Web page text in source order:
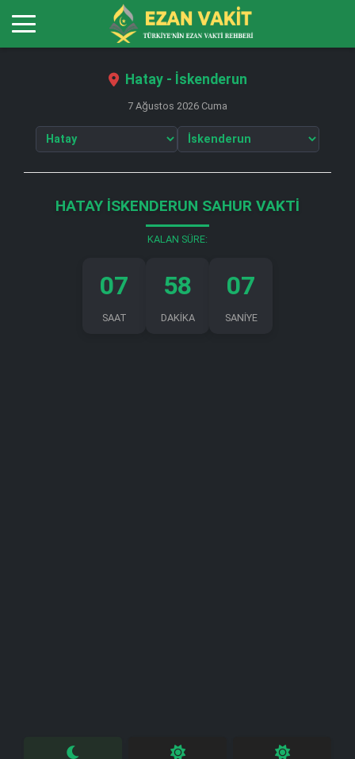
Hatay - İskenderun
7 Ağustos 2026 Cuma
HATAY İSKENDERUN SAHUR VAKTI
KALAN SÜRE:
07
SAAT
58
DAKİKA
06
SANİYE